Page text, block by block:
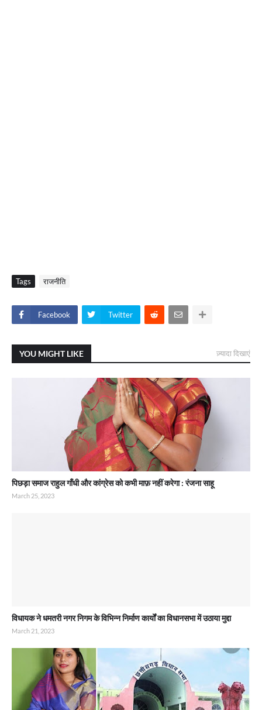
Tags राजनीति
Facebook Twitter
YOU MIGHT LIKE ज़्यादा दिखाएं
पिछड़ा समाज राहुल गाँधी और कांग्रेस को कभी माफ़ नहीं करेगा : रंजना साहू
March 25, 2023
विधायक ने धमतरी नगर निगम के विभिन्न निर्माण कार्यों का विधानसभा में उठाया मुद्दा
March 21, 2023